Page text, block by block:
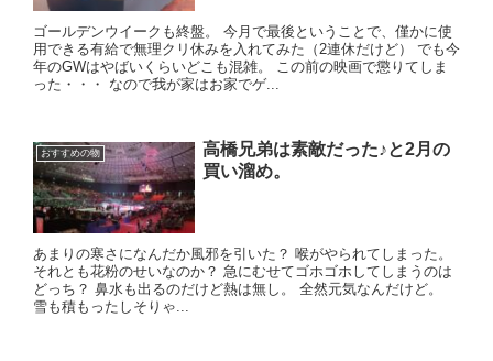
ゴールデンウイークも終盤。 今月で最後ということで、僅かに使
用できる有給で無理クリ休みを入れてみた（2連休だけど） でも今
年のGWはやばいくらいどこも混雑。 この前の映画で懲りてしま
った・・・ なので我が家はお家でゲ...
おすすめの物
高橋兄弟は素敵だった♪と2月の
買い溜め。
あまりの寒さになんだか風邪を引いた？ 喉がやられてしまった。
それとも花粉のせいなのか？ 急にむせてゴホゴホしてしまうのは
どっち？ 鼻水も出るのだけど熱は無し。 全然元気なんだけど。
雪も積もったしそりゃ...